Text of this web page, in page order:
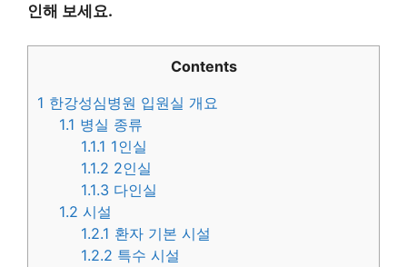
인해 보세요.
Contents
1 한강성심병원 입원실 개요
1.1 병실 종류
1.1.1 1인실
1.1.2 2인실
1.1.3 다인실
1.2 시설
1.2.1 환자 기본 시설
1.2.2 특수 시설